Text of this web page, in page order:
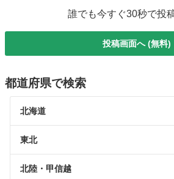
誰でも今すぐ30秒で投
投稿画面へ (無料)
都道府県で検索
北海道
東北
北陸・甲信越